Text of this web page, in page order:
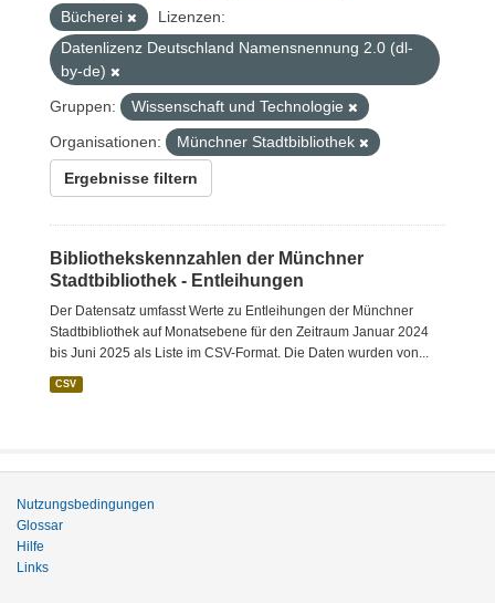
Bücherei
Lizenzen:
Datenlizenz Deutschland Namensnennung 2.0 (dl-
by-de)
Gruppen:
Wissenschaft und Technologie
Organisationen:
Münchner Stadtbibliothek
Ergebnisse filtern
Bibliothekskennzahlen der Münchner
Stadtbibliothek - Entleihungen
Der Datensatz umfasst Werte zu Entleihungen der Münchner
Stadtbibliothek auf Monatsebene für den Zeitraum Januar 2024
bis Juni 2025 als Liste im CSV-Format. Die Daten wurden von...
CSV
Nutzungsbedingungen
Glossar
Hilfe
Links